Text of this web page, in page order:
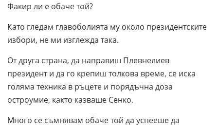
Факир ли е обаче той?
Като гледам главоболията му около президентските
избори, не ми изглежда така.
От друга страна, да направиш Плевнелиев
президент и да го крепиш толкова време, се иска
голяма техника в ръцете и порядъчна доза
остроумие, както казваше Сенко.
Много се съмнявам обаче той да успееше да